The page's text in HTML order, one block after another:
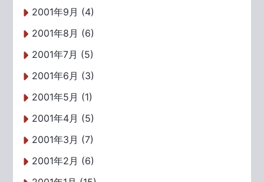
2001年9月 (4)
2001年8月 (6)
2001年7月 (5)
2001年6月 (3)
2001年5月 (1)
2001年4月 (5)
2001年3月 (7)
2001年2月 (6)